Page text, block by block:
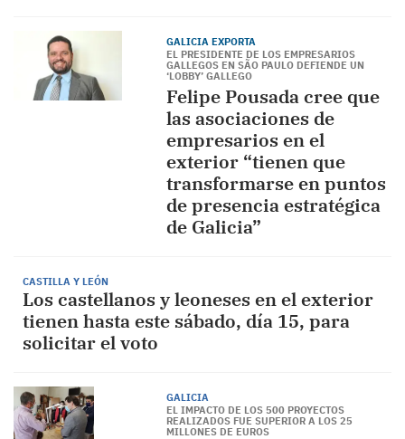
GALICIA EXPORTA
EL PRESIDENTE DE LOS EMPRESARIOS
GALLEGOS EN SÃO PAULO DEFIENDE UN
‘LOBBY’ GALLEGO
Felipe Pousada cree que
las asociaciones de
empresarios en el
exterior “tienen que
transformarse en puntos
de presencia estratégica
de Galicia”
CASTILLA Y LEÓN
Los castellanos y leoneses en el exterior
tienen hasta este sábado, día 15, para
solicitar el voto
GALICIA
EL IMPACTO DE LOS 500 PROYECTOS
REALIZADOS FUE SUPERIOR A LOS 25
MILLONES DE EUROS